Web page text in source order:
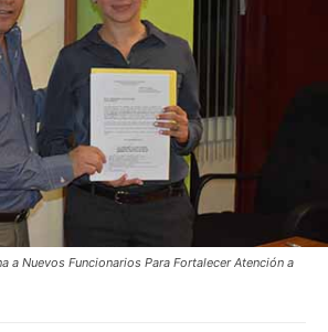
a Nuevos Funcionarios Para Fortalecer Atención a